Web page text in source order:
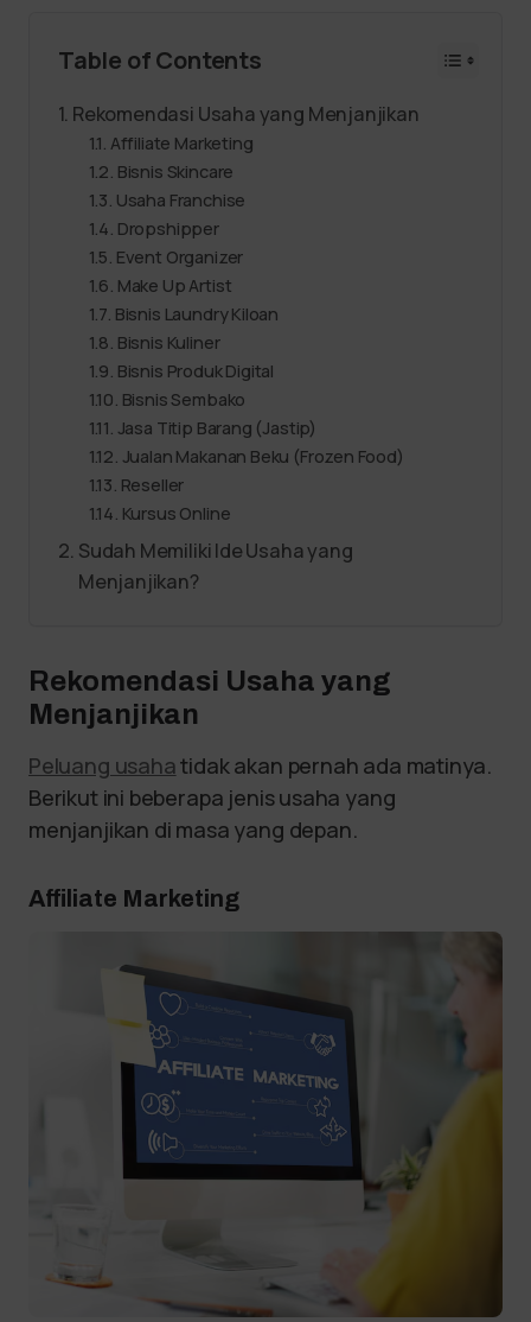
Table of Contents
Rekomendasi Usaha yang Menjanjikan
Affiliate Marketing
Bisnis Skincare
Usaha Franchise
Dropshipper
Event Organizer
Make Up Artist
Bisnis Laundry Kiloan
Bisnis Kuliner
Bisnis Produk Digital
Bisnis Sembako
Jasa Titip Barang (Jastip)
Jualan Makanan Beku (Frozen Food)
Reseller
Kursus Online
Sudah Memiliki Ide Usaha yang
Menjanjikan?
Rekomendasi Usaha yang
Menjanjikan
Peluang usahatidak akan pernah ada matinya.
Berikut ini beberapa jenis usaha yang
menjanjikan di masa yang depan.
Affiliate Marketing